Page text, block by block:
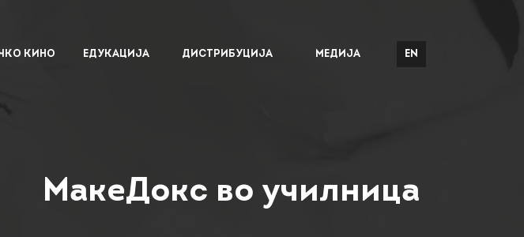
КИНО ЕДУКАЦИЈА ДИСТРИБУЦИЈА МЕДИЈА EN
МакеДокс во училница